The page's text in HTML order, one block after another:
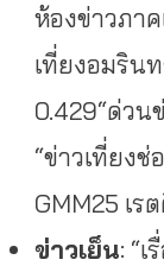
ห้องข่าวภา
เที่ยงอมรินท
0.429“ด่วน
“ข่าวเที่ยงช่
GMM25 เร
ข่าวเย็น: “